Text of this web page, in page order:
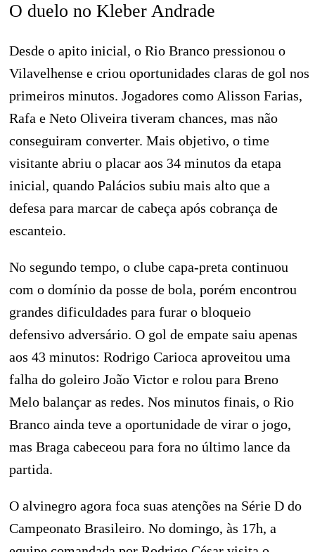
O duelo no Kleber Andrade
Desde o apito inicial, o Rio Branco pressionou o
Vilavelhense e criou oportunidades claras de gol nos
primeiros minutos. Jogadores como Alisson Farias,
Rafa e Neto Oliveira tiveram chances, mas não
conseguiram converter. Mais objetivo, o time
visitante abriu o placar aos 34 minutos da etapa
inicial, quando Palácios subiu mais alto que a
defesa para marcar de cabeça após cobrança de
escanteio.
No segundo tempo, o clube capa-preta continuou
com o domínio da posse de bola, porém encontrou
grandes dificuldades para furar o bloqueio
defensivo adversário. O gol de empate saiu apenas
aos 43 minutos: Rodrigo Carioca aproveitou uma
falha do goleiro João Victor e rolou para Breno
Melo balançar as redes. Nos minutos finais, o Rio
Branco ainda teve a oportunidade de virar o jogo,
mas Braga cabeceou para fora no último lance da
partida.
O alvinegro agora foca suas atenções na Série D do
Campeonato Brasileiro. No domingo, às 17h, a